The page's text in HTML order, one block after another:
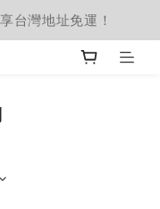
台灣地址免運！